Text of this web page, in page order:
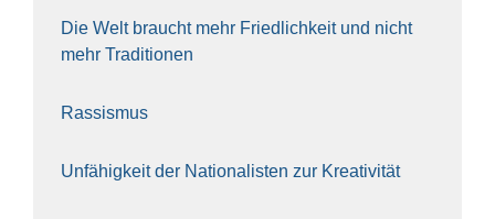
Die Welt braucht mehr Fried­lich­keit und nicht
mehr Tra­di­tio­nen
Ras­sis­mus
Unfä­hig­keit der Natio­na­lis­ten zur Krea­ti­vi­tät